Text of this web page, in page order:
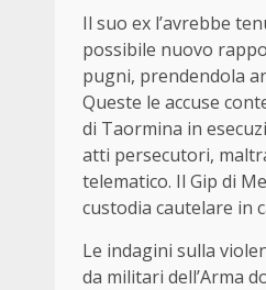
Il suo ex l’avrebbe
possibile nuovo
pugni, prendendola
Queste le accuse
di Taormina in
atti persecutori,
telematico. Il Gip di
custodia cautelare in
Le indagini sulla
da militari dell’Arma